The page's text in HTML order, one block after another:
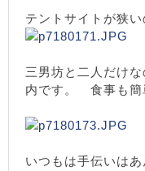
テントサイトが狭
三男坊と二人だけ
内です。 食事も簡
いつもは手伝いは